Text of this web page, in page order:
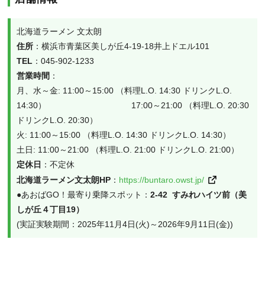
北海道ラーメン 文太朗
住所 ：横浜市青葉区美しが丘4-19-18井上ドエル101
TEL ：045-902-1233
営業時間 ：
月、水～金: 11:00～15:00 （料理L.O. 14:30 ドリンクL.O.
14:30） 　　　　　　　　　　17:00～21:00 （料理L.O. 20:30
ドリンクL.O. 20:30）
火: 11:00～15:00 （料理L.O. 14:30 ドリンクL.O. 14:30）
土日: 11:00～21:00 （料理L.O. 21:00 ドリンクL.O. 21:00）
定休日 ：不定休
北海道ラーメン文太朗HP ： https://buntaro.owst.jp/
●あおばGO！最寄り乗降スポット：2-42  すみれハイツ前（美
しが丘４丁目19）
(実証実験期間：2025年11月4日(火)～2026年9月11日(金))